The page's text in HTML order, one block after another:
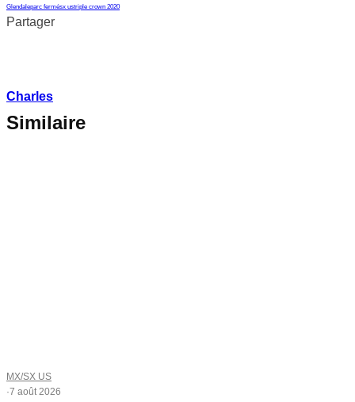
Glendaleparc fermésx ustriple crown 2020
Partager
Charles
Similaire
MX/SX US
·7 août 2026